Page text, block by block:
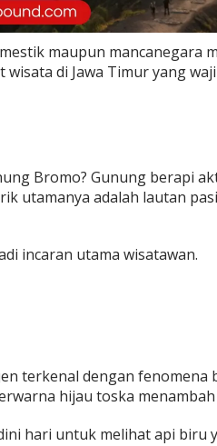
maupun mancanegara
di Jawa Timur yang
Bromo? Gunung berapi
utamanya adalah lautan
incaran utama wisatawan.
terkenal dengan fenomena
hijau toska
hari untuk melihat api biru